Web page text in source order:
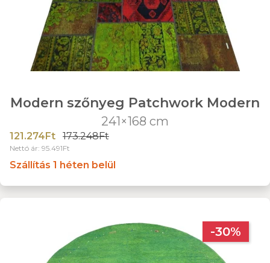
Modern szőnyeg Patchwork Modern
241×168 cm
121.274Ft 173.248Ft
Nettó ár: 95.491Ft
Szállítás 1 héten belül
-30%